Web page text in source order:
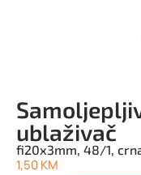
ublaživač
fi20x3mm, 48/1,
1,50KM